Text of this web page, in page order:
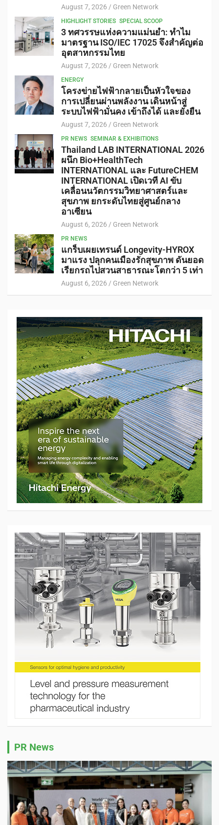
August 7, 2026 Green Network
HIGHLIGHT STORIES SPECIAL SCOOP
3 ทศวรรษแห่งความแม่นยำ: ทำไม
มาตรฐาน ISO/IEC 17025 จึงสำคัญต่อ
อุตสาหกรรมไทย
August 7, 2026 Green Network
ENERGY
โครงข่ายไฟฟ้ากลายเป็นหัวใจของ
การเปลี่ยนผ่านพลังงาน เดินหน้าสู่
ระบบไฟฟ้ามั่นคง เข้าถึงได้ และยั่งยืน
August 7, 2026 Green Network
PR NEWS SEMINAR & EXHIBITIONS
Thailand LAB INTERNATIONAL 2026
ผนึก Bio+HealthTech
INTERNATIONAL และ FutureCHEM
INTERNATIONAL เปิดเวที AI ขับ
เคลื่อนนวัตกรรมวิทยาศาสตร์และ
สุขภาพ ยกระดับไทยสู่ศูนย์กลาง
อาเซียน
August 6, 2026 Green Network
PR NEWS
แกร็บเผยเทรนด์ Longevity-HYROX
มาแรง ปลุกคนเมืองรักสุขภาพ ดันยอด
เรียกรถไปสวนสาธารณะโตกว่า 5 เท่า
August 6, 2026 Green Network
PR News